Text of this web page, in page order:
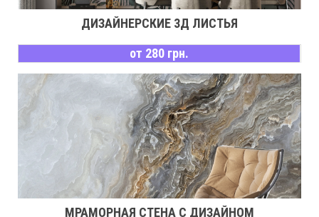
ДИЗАЙНЕРСКИЕ 3Д ЛИСТЬЯ
от 280 грн.
МРАМОРНАЯ СТЕНА С ДИЗАЙНОМ